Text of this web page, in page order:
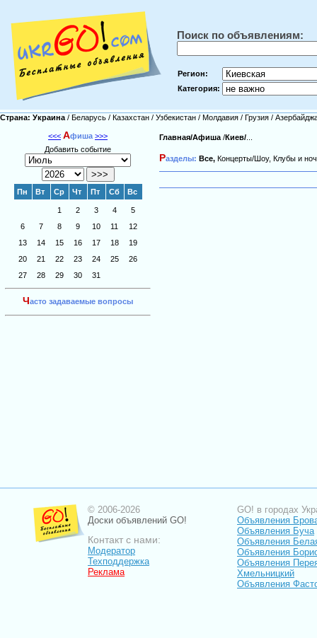
Поиск по объявлениям:
Регион:
Категория:
Страна: Украина / Беларусь / Казахстан / Узбекистан / Молдавия / Грузия /
<<< Афиша >>>
Добавить событие
Пн Вт Ср Чт Пт Сб Вс
1 2 3 4
5
6
7 8 9 10 11
12
13
14 15 16 17 18
19
20
21 22 23 24 25
26
27
28 29 30 31
Часто задаваемые вопросы
Главная/Афиша /Киев/
Разделы: Все, Концерты/Шоу, Клубы и
© 2006-2026
Доски объявлений GO!
Контакт с нами:
Модератор
Техподдержка
Реклама
GO! в городах
Объявления
Объявления Буча
Объявления
Объявления
Объявления
Хмельницкий
Объявления